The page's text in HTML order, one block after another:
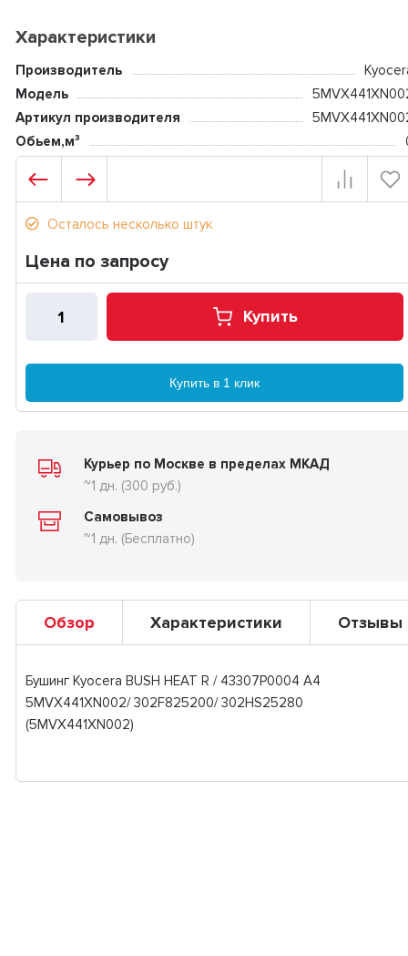
Характеристики
Производитель
Модель
Артикул производителя
Обьем,м³
Осталось несколько штук
Цена по запросу
Купить
Купить в 1 клик
Курьер по Москве в пределах МКАД
~1 дн. (300 руб.)
Самовывоз
~1 дн. (Бесплатно)
Обзор Характеристики Отзывы
Бушинг Kyocera BUSH HEAT R / 43307P0004 A4
5MVX441XN002/ 302F825200/ 302HS25280
(5MVX441XN002)